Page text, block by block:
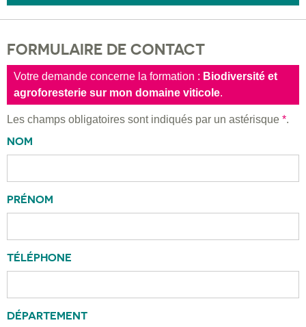
FORMULAIRE DE CONTACT
Votre demande concerne la formation : Biodiversité et
agroforesterie sur mon domaine viticole.
Les champs obligatoires sont indiqués par un astérisque *.
NOM
PRÉNOM
TÉLÉPHONE
DÉPARTEMENT